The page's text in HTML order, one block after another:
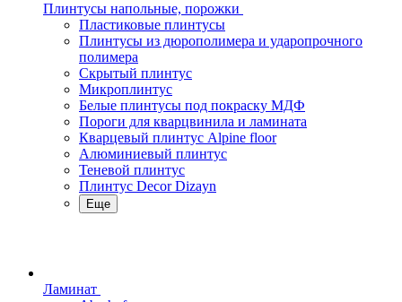
Плинтусы напольные, порожки
Пластиковые плинтусы
Плинтусы из дюрополимера и ударопрочного
полимера
Скрытый плинтус
Микроплинтус
Белые плинтусы под покраску МДФ
Пороги для кварцвинила и ламината
Кварцевый плинтус Alpine floor
Алюминиевый плинтус
Теневой плинтус
Плинтус Decor Dizayn
Еще
Ламинат